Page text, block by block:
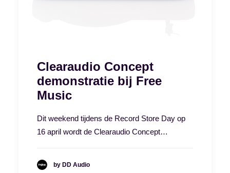
Clearaudio Concept
demonstratie bij Free
Music
Dit weekend tijdens de Record Store Day op
16 april wordt de Clearaudio Concept…
by DD Audio